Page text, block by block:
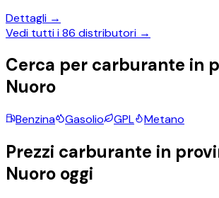
Dettagli →
Vedi tutti i86 distributori →
Cerca per carburante in
Nuoro
Benzina Gasolio GPL Metano
Prezzi carburante in
Nuoro oggi